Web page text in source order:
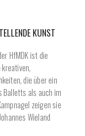
KUNST
HfMDK ist die
die über ein
Balletts als auch im
zeigen sie
Wieland